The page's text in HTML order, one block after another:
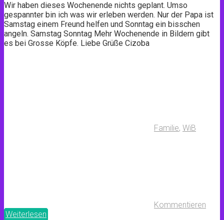
Wir haben dieses Wochenende nichts geplant. Umso
gespannter bin ich was wir erleben werden. Nur der Papa ist
Samstag einem Freund helfen und Sonntag ein bisschen
angeln. Samstag Sonntag Mehr Wochenende in Bildern gibt
es bei Grosse Köpfe. Liebe Grüße Cizoba
Familie, WiB
Kommentieren
Weiterlesen